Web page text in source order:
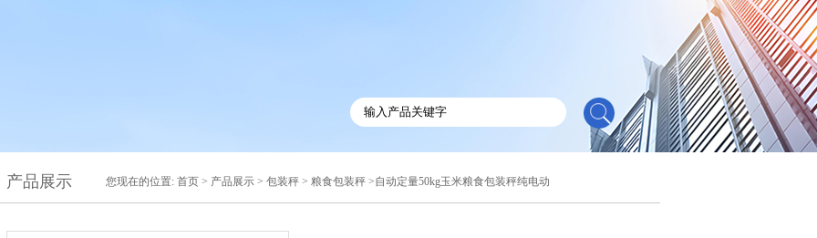
产品展示 您现在的位置: 首页 > 产品展示 > 包装秤 > 粮食包装秤 >自动定量50kg玉米粮食包装秤纯电动